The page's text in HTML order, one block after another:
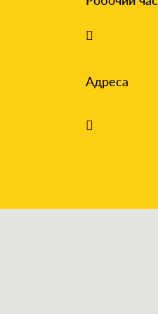
Адреса